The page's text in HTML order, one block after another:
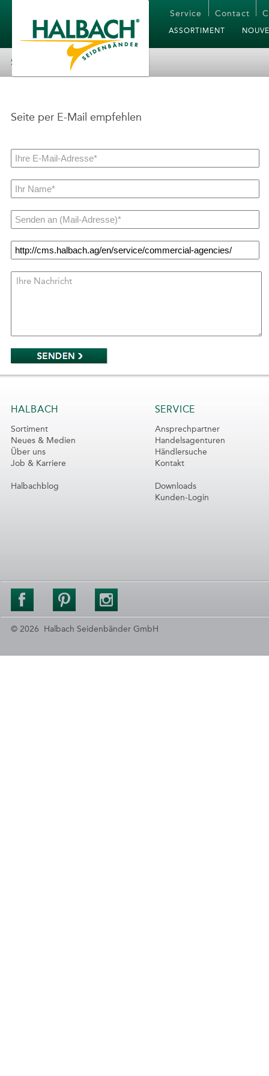
Service Contact
ASSORTIMENT
SEITE EMPFEHLEN
Seite per E-Mail empfehlen
HALBACH
Sortiment
Neues & Medien
Über uns
Job & Karriere
Halbachblog
SERVICE
Ansprechpartner
Handelsagenturen
Händlersuche
Kontakt
Downloads
Kunden-Login
© 2026 Halbach Seidenbänder GmbH